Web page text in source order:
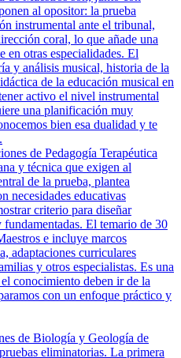
al opositor: la prueba
instrumental ante el tribunal,
coral, lo que añade una
en otras especialidades. El
y análisis musical, historia de la
de la educación musical en
activo el nivel instrumental
una planificación muy
bien esa dualidad y te
de Pedagogía Terapéutica
y técnica que exigen al
de la prueba, plantea
necesidades educativas
criterio para diseñar
fundamentadas. El temario de 30
e incluye marcos
adaptaciones curriculares
y otros especialistas. Es una
conocimiento deben ir de la
con un enfoque práctico y
de Biología y Geología de
eliminatorias. La primera